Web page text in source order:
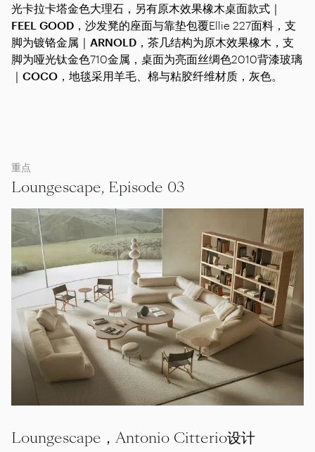
光卡拉卡塔金色大理石，另有原木效果橡木桌面款式｜
FEEL GOOD ，沙发凳的座面与靠垫包覆Ellie 227面料，支
脚为镀铬金属｜ ARNOLD ，茶几结构为原木效果橡木，支
脚为哑光钛金色710金属，桌面为亮面丝绸色2010背漆玻璃
｜ COCO ，地毯采用羊毛、棉与粘胶纤维材质，灰色。
重点
Loungescape, Episode 03
Loungescape，Antonio Citterio设计